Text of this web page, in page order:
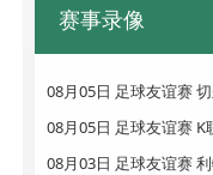
赛事录像
08月05日 足球友谊赛
08月03日 足球友谊赛